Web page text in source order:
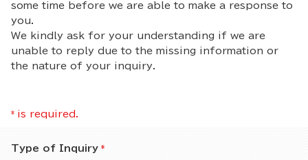
some time before we are able to make a response to
you.
We kindly ask for your understanding if we are
unable to reply due to the missing information or
the nature of your inquiry.
* is required.
Type of Inquiry